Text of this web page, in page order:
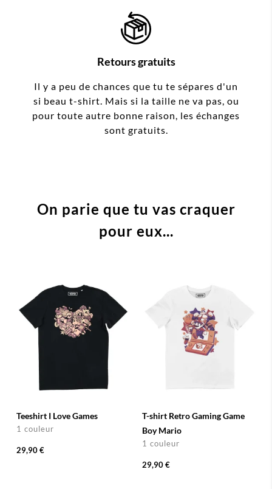
Retours gratuits
Il y a peu de chances que tu te sépares d'un
si beau t-shirt. Mais si la taille ne va pas, ou
pour toute autre bonne raison, les échanges
sont gratuits.
On parie que tu vas craquer
pour eux...
Teeshirt I Love Games
1 couleur
29,90 €
T-shirt Retro Gaming Game
Boy Mario
1 couleur
29,90 €